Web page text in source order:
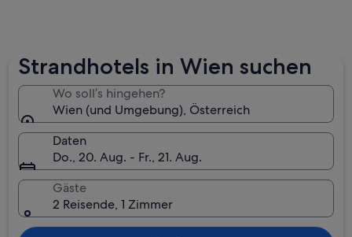
Strandhotels in Wien suchen
Wo soll’s hingehen?
Wien (und Umgebung), Österreich
Daten
Do., 20. Aug. - Fr., 21. Aug.
Gäste
2 Reisende, 1 Zimmer